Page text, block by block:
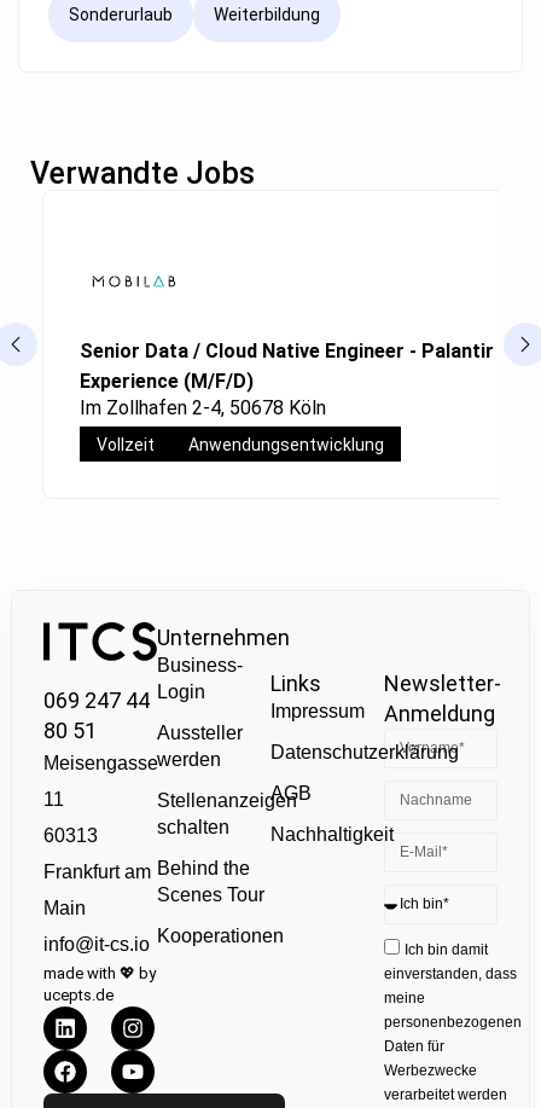
Sonderurlaub Weiterbildung
Verwandte Jobs
Senior Data / Cloud Native Engineer - Palantir
Experience (M/F/D)
Im Zollhafen 2-4, 50678 Köln
Vollzeit Anwendungsentwicklung
069 247 44
80 51
Meisengasse
11
60313
Frankfurt am
Main
info@it-cs.io
made with 💖 by
ucepts.de
Unternehmen
Business-
Login
Aussteller
werden
Stellenanzeigen
schalten
Behind the
Scenes Tour
Kooperationen
Links
Impressum
Datenschutzerklärung
AGB
Nachhaltigkeit
Newsletter-
Anmeldung
Ich bin damit
einverstanden, dass
meine
personenbezogenen
Daten für
Werbezwecke
verarbeitet werden